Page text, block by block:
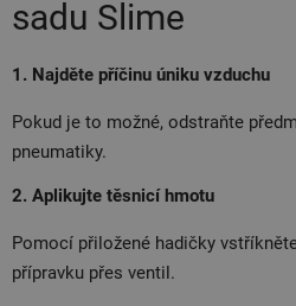
sadu Slime
1. Najděte příčinu úniku vzduchu
Pokud je to možné, odstraňte
pneumatiky.
2. Aplikujte těsnicí hmotu
Pomocí přiložené hadičky
přípravku přes ventil.